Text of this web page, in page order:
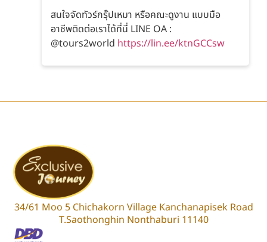
สนใจจัดทัวร์กรุ๊ปเหมา หรือคณะดูงาน แบบมือ
อาชีพติดต่อเราได้ที่นี่ LINE OA :
@tours2world https://lin.ee/ktnGCCsw
34/61 Moo 5 Chichakorn Village Kanchanapisek Road
T.Saothonghin Nonthaburi 11140